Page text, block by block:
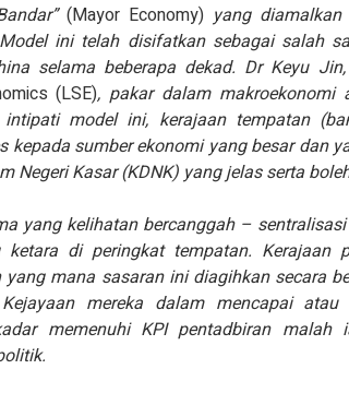
(Mayor Economy) yang
ini telah disifatkan sebagai salah
selama beberapa dekad. Dr Keyu
(LSE), pakar dalam makroekonomi
model ini, kerajaan tempatan
kepada sumber ekonomi yang besar dan
Negeri Kasar (KDNK) yang jelas serta
yang kelihatan bercanggah –
di peringkat tempatan. Kerajaan
mana sasaran ini diagihkan secara
mereka dalam mencapai atau
memenuhi KPI pentadbiran malah